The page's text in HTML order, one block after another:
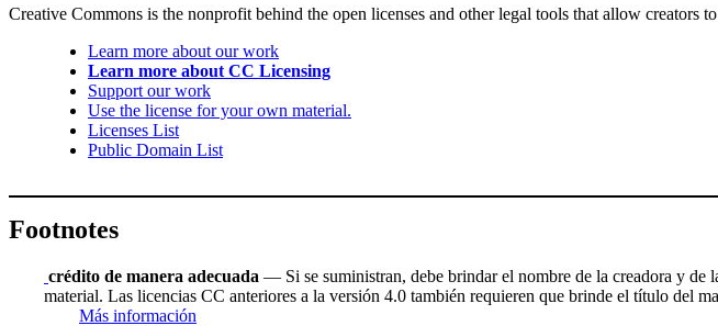
Creative Commons is the nonprofit behind the open licenses and other legal tools that allow creators
Learn more about our work
Learn more about CC Licensing
Support our work
Use the license for your own material.
Licenses List
Public Domain List
Footnotes
crédito de manera adecuada — Si se suministran, debe brindar el nombre de la creadora y de
material. Las licencias CC anteriores a la versión 4.0 también requieren que brinde el título del
Más información